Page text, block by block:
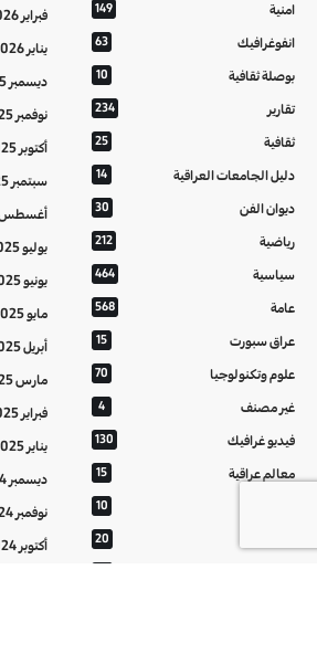
امنية 149
انفوغرافيك 63
بوصلة ثقافية 10
تقارير 234
ثقافية 25
دليل الجامعات العراقية 14
ديوان الفن 30
رياضية 212
سياسية 464
عامة 568
عراق سبورت 15
علوم وتكنولوجيا 70
غير مصنف 4
فيديو غرافيك 130
معالم عراقية 15
10
20
فبراير 2026
يناير 2026
ديسمبر 2025
نوفمبر 2025
أكتوبر 2025
سبتمبر 2025
أغسطس
يوليو 2025
يونيو 2025
مايو 2025
أبريل 2025
مارس 2025
فبراير 2025
يناير 2025
ديسمبر 2024
نوفمبر 2024
أكتوبر 2024